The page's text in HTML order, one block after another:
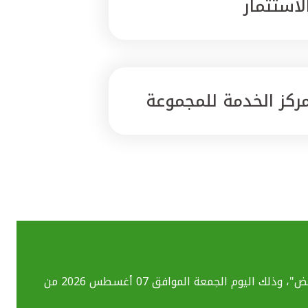
الخدمة للمجموعة
بسبب تحديث الأنظمة التقنية قد تواجهكم بعض الصعوبات في استخدام خدماتنا المصرفية الإلكترونية بما فيهم خدمة "ومض"، وذلك اليوم الجمعة الموافق 07 أغسطس 2026 من